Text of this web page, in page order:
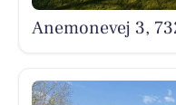
Anemonevej 3,